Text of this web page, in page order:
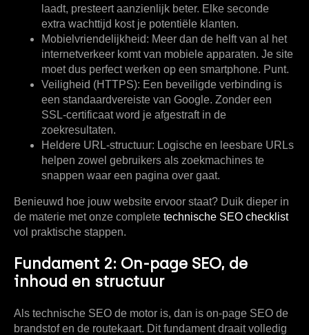
laadt, presteert aanzienlijk beter. Elke seconde
extra wachttijd kost je potentiële klanten.
Mobielvriendelijkheid: Meer dan de helft van al het
internetverkeer komt van mobiele apparaten. Je site
moet dus perfect werken op een smartphone. Punt.
Veiligheid (HTTPS): Een beveiligde verbinding is
een standaardvereiste van Google. Zonder een
SSL-certificaat word je afgestraft in de
zoekresultaten.
Heldere URL-structuur: Logische en leesbare URLs
helpen zowel gebruikers als zoekmachines te
snappen waar een pagina over gaat.
Benieuwd hoe jouw website ervoor staat? Duik dieper in
de materie met onze complete technische SEO checklist
vol praktische stappen.
Fundament 2: On-page SEO, de
inhoud en structuur
Als technische SEO de motor is, dan is on-page SEO de
brandstof en de routekaart. Dit fundament draait volledig